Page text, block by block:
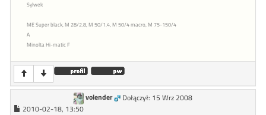
Sylwek
ME Super black, M 28/2.8, M 50/1.4, M 50/4 macro, M 75-150/4
A
Minolta Hi-matic F
volender
Dołączył: 15 Wrz 2008
2010-02-18, 13:50